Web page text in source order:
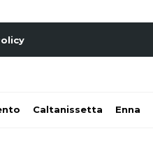
Caltanissetta Enna